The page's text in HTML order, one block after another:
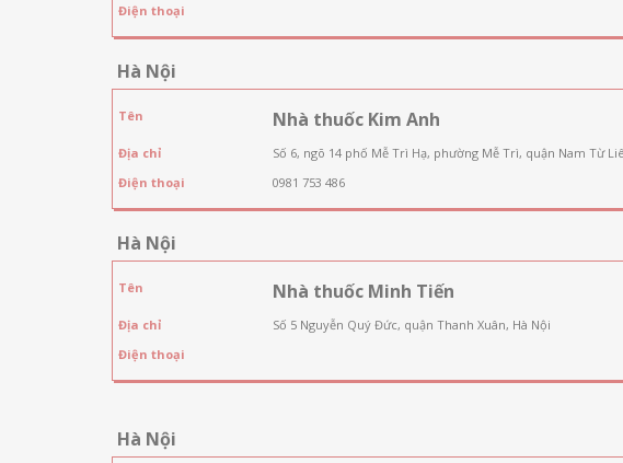
Điện thoại
Hà Nội
Tên Nhà thuốc Kim Anh
Địa chỉ
Số 6, ngõ 14 phố Mễ Trì Hạ, phường Mễ Trì, quận Nam Từ
Điện thoại
0981 753 486
Hà Nội
Tên Nhà thuốc Minh Tiến
Địa chỉ
Số 5 Nguyễn Quý Đức, quận Thanh Xuân, Hà Nội
Điện thoại
Hà Nội